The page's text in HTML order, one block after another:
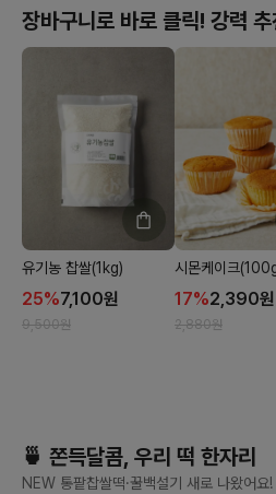
장바구니로 바로 클릭! 강력
유기농 찹쌀(1kg)
25%7,100원
9,500원
시몬케이크
17%2,390원
2,880원
🍵 쫀득달콤, 우리 떡 한자리
NEW 통팥찹쌀떡·꿀백설기 새로 나왔어요!